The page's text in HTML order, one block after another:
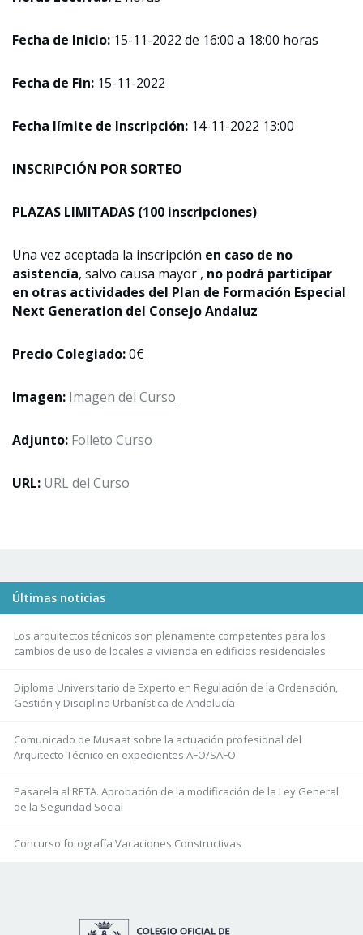
Fecha de Inicio: 15-11-2022 de 16:00 a 18:00 horas
Fecha de Fin: 15-11-2022
Fecha límite de Inscripción: 14-11-2022 13:00
INSCRIPCIÓN POR SORTEO
PLAZAS LIMITADAS (100 inscripciones)
Una vez aceptada la inscripción en caso de no
asistencia, salvo causa mayor , no podrá participar
en otras actividades del Plan de Formación Especial
Next Generation del Consejo Andaluz
Precio Colegiado:0€
Imagen: Imagen del Curso
Adjunto: Folleto Curso
URL: URL del Curso
Últimas noticias
Los arquitectos técnicos son plenamente competentes para los
cambios de uso de locales a vivienda en edificios residenciales
Diploma Universitario de Experto en Regulación de la Ordenación,
Gestión y Disciplina Urbanística de Andalucía
Comunicado de Musaat sobre la actuación profesional del
Arquitecto Técnico en expedientes AFO/SAFO
Pasarela al RETA. Aprobación de la modificación de la Ley General
de la Seguridad Social
Concurso fotografía Vacaciones Constructivas